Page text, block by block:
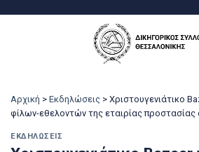
Αρχική > Εκδηλώσεις > Χριστουγενιάτικο
φίλων-εθελοντών της εταιρίας προστασίας
ΕΚΔΗΛΏΣΕΙΣ